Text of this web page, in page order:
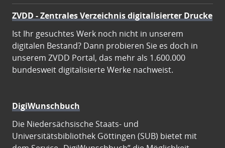
ZVDD - Zentrales Verzeichnis digitalisierter Drucke
Ist Ihr gesuchtes Werk noch nicht in unserem
digitalen Bestand? Dann probieren Sie es doch in
unserem ZVDD Portal, das mehr als 1.600.000
bundesweit digitalisierte Werke nachweist.
DigiWunschbuch
Die Niedersächsische Staats- und
Universitätsbibliothek Göttingen (SUB) bietet mit